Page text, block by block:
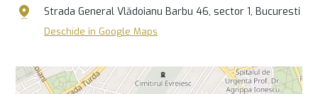
Strada General Vlădoianu Barbu 46, sector 1, Bucuresti
Deschide în Google Maps